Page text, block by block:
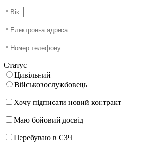
Статус
Цивільний
Військовослужбовець
Хочу підписати новий контракт
Маю бойовий досвід
Перебуваю в СЗЧ